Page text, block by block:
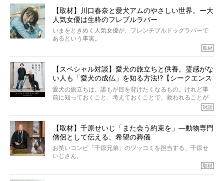
カエピソードが次から次へと飛び出しました。
【取材】川口春奈と愛犬アムのやさしい世界。ー大
人気女優は生粋のフレブルラバー
いまをときめく人気女優が、フレンチブルドッグラバーで
あるという事実。
とりを目の当たりにするほどに、そのフレンチブルドッグ
愛がわたしたちのそれとまったく同じであることに、なん
だかうれしくなってしまったのでした。
春奈さんとアムちゃんのすてきな暮らしを、BUHI編集長の
小西がいつくしみながら、切り取らせていただきます。
取材
【スペシャル対談】愛犬の旅立ちと供養。霊感がな
い人も「愛犬の成仏」を知る方法!?【シークエンス
はやとも×PELI】
愛犬の旅立ちは、誰もが目を背けたくなるもの。けれど事
前に知っておくこと、考えておくことで、救われることが
力をもつお笑い芸人「シークエンスはやとも」さんに、愛
犬の旅立ちや供養についてインタビュー。
インタビュアー兼対談相手は、大の犬好きで心霊分野の知
識にも長けているPELIさん。
「愛犬が旅立ったあと、ベッドやおもちゃはどうすればい
対談
【取材】千原せいじ「また会う約束を」―動物専門
僧侶として伝える、希望の葬儀
お笑いコンビ「千原兄弟」のツッコミを担当する、千原せ
いじさん。
取材